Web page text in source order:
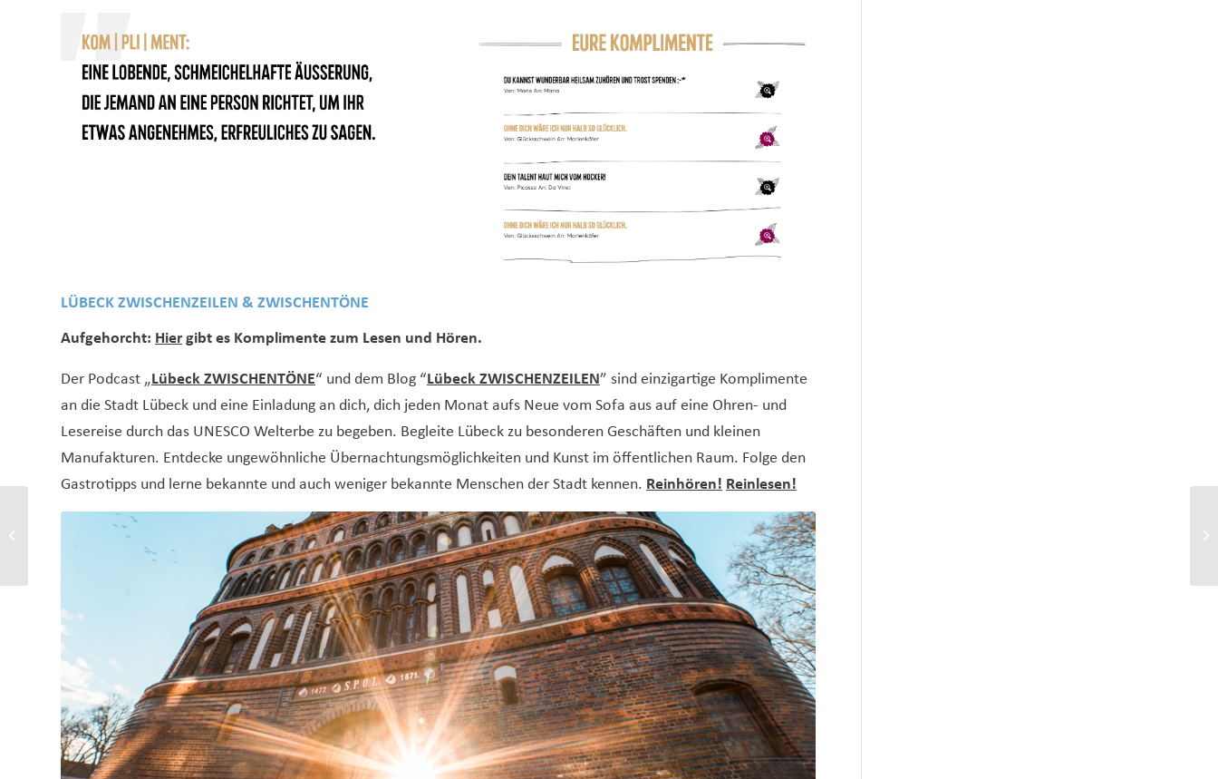
LÜBECK ZWISCHENZEILEN & ZWISCHENTÖNE
Aufgehorcht: Hiergibt es Komplimente zum Lesen und Hören.
Der Podcast „Lübeck ZWISCHENTÖNE“ und dem Blog “Lübeck ZWISCHENZEILEN” sind einzigartige Komplimente
an die Stadt Lübeck und eine Einladung an dich, dich jeden Monat aufs Neue vom Sofa aus auf eine Ohren- und
Lesereise durch das UNESCO Welterbe zu begeben. Begleite Lübeck zu besonderen Geschäften und kleinen
Manufakturen. Entdecke ungewöhnliche Übernachtungsmöglichkeiten und Kunst im öffentlichen Raum. Folge den
Gastrotipps und lerne bekannte und auch weniger bekannte Menschen der Stadt kennen. Reinhören! Reinlesen!
AG Kaufhaus Krise –
Wenn der Magnet nicht